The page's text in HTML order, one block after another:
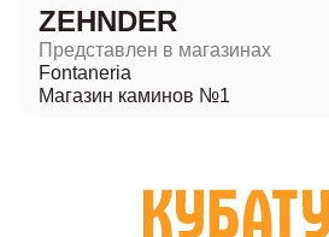
ZEHNDER
Представлен в магазинах
Fontaneria
Магазин каминов №1